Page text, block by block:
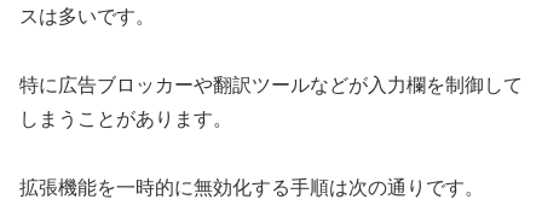
スは多いです。
特に広告ブロッカーや翻訳ツールなどが入力欄を制御して
しまうことがあります。
拡張機能を一時的に無効化する手順は次の通りです。